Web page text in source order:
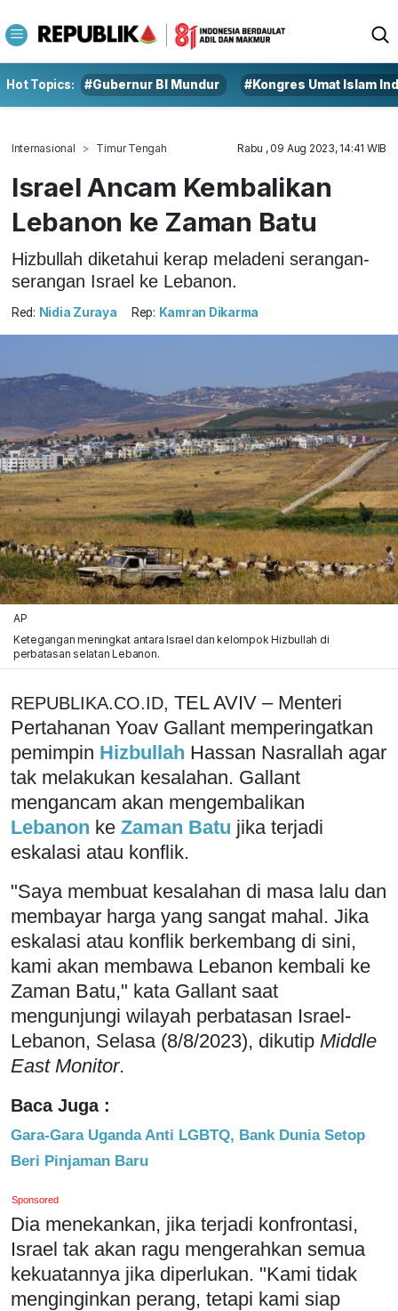
Hot Topics: #Gubernur BI Mundur #Kongres Umat Islam
Internasional Timur Tengah Rabu , 09 Aug 2023, 14:41 WIB
Israel Ancam Kembalikan
Lebanon ke Zaman Batu
Hizbullah diketahui kerap meladeni serangan-
serangan Israel ke Lebanon.
Red: Nidia Zuraya Rep: Kamran Dikarma
AP
Ketegangan meningkat antara Israel dan kelompok Hizbullah di
perbatasan selatan Lebanon.
REPUBLIKA.CO.ID, TEL AVIV – Menteri
Pertahanan Yoav Gallant memperingatkan
pemimpin Hizbullah Hassan Nasrallah agar
tak melakukan kesalahan. Gallant
mengancam akan mengembalikan
Lebanon ke Zaman Batu jika terjadi
eskalasi atau konflik.
"Saya membuat kesalahan di masa lalu dan
membayar harga yang sangat mahal. Jika
eskalasi atau konflik berkembang di sini,
kami akan membawa Lebanon kembali ke
Zaman Batu," kata Gallant saat
mengunjungi wilayah perbatasan Israel-
Lebanon, Selasa (8/8/2023), dikutip Middle
East Monitor.
Baca Juga :
Gara-Gara Uganda Anti LGBTQ, Bank Dunia Setop
Beri Pinjaman Baru
Sponsored
Dia menekankan, jika terjadi konfrontasi,
Israel tak akan ragu mengerahkan semua
kekuatannya jika diperlukan. "Kami tidak
menginginkan perang, tetapi kami siap